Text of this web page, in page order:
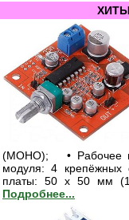
(МОНО); • Рабочее
модуля: 4
платы: 50 x 50 мм
Подробнее...